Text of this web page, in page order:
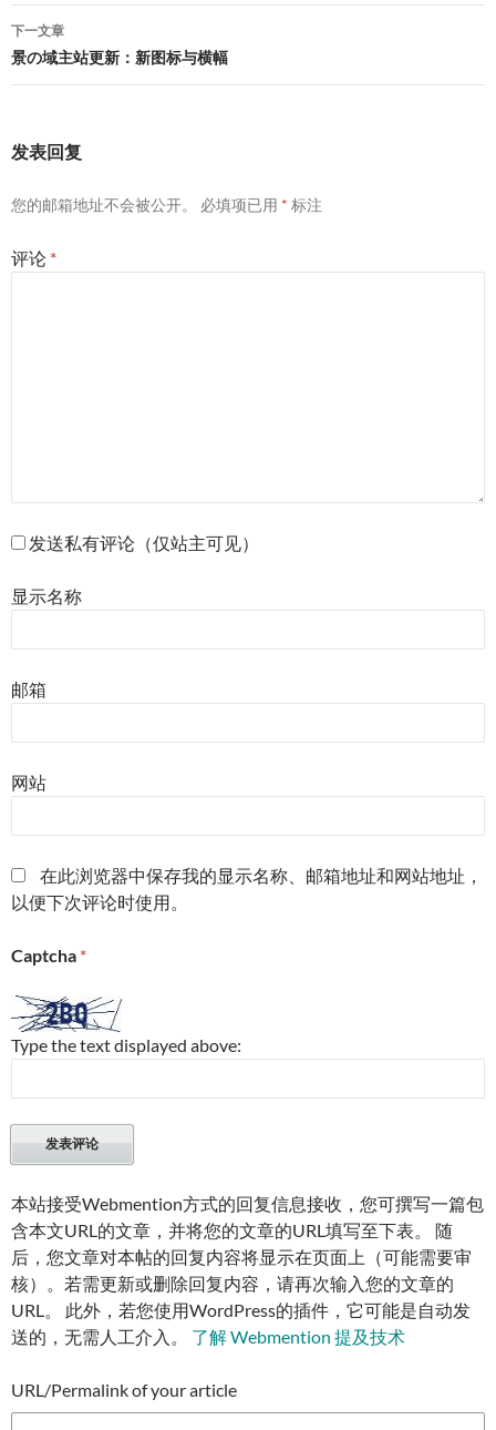
导
航
下一文章
景の域主站更新：新图标与横幅
发表回复
您的邮箱地址不会被公开。 必填项已用 * 标注
评论 *
发送私有评论（仅站主可见）
显示名称
邮箱
网站
在此浏览器中保存我的显示名称、邮箱地址和网站地址，
以便下次评论时使用。
Captcha *
Type the text displayed above:
本站接受Webmention方式的回复信息接收，您可撰写一篇包
含本文URL的文章，并将您的文章的URL填写至下表。 随
后，您文章对本帖的回复内容将显示在页面上（可能需要审
核）。若需更新或删除回复内容，请再次输入您的文章的
URL。 此外，若您使用WordPress的插件，它可能是自动发
送的，无需人工介入。 了解 Webmention 提及技术
URL/Permalink of your article